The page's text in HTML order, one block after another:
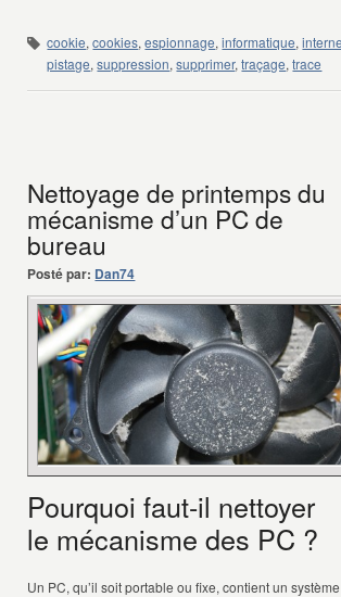
cookie,cookies,espionnage,informatique,
pistage,suppression,supprimer,traçage,trace
Nettoyage de printemps du
mécanisme d’un PC de
bureau
Posté par: Dan74
Pourquoi faut-il nettoyer
le mécanisme des PC ?
Un PC, qu’il soit portable ou fixe, contient un